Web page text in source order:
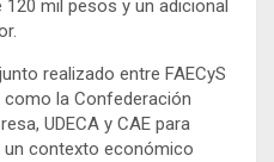
mil pesos y un adicional
realizado entre FAECyS
como la Confederación
, UDECA y CAE para
un contexto económico